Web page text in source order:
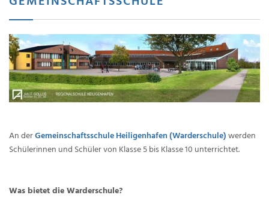
An derGemeinschaftsschule Heiligenhafen (Warderschule)werden
Schülerinnen und Schüler von Klasse 5 bis Klasse 10 unterrichtet.
Was bietet die Warderschule?